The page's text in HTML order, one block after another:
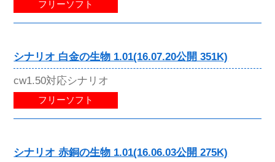
フリーソフト
シナリオ 白金の生物 1.01(16.07.20公開 351K)
cw1.50対応シナリオ
フリーソフト
シナリオ 赤銅の生物 1.01(16.06.03公開 275K)